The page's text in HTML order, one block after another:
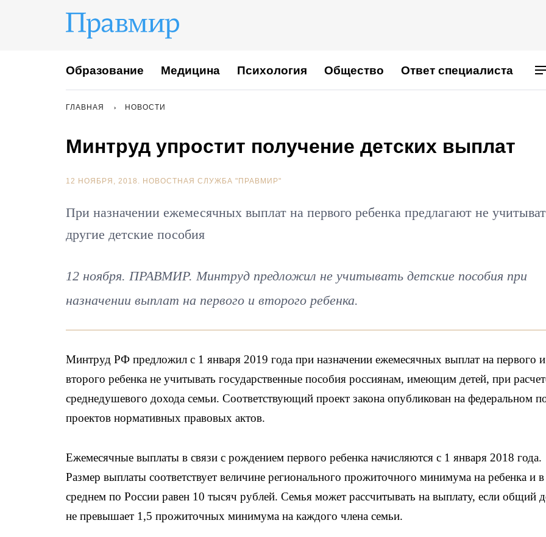
Образование Медицина Психология Общество Ответ специалиста
ГЛАВНАЯ НОВОСТИ
Минтруд упростит получение детских выплат
12 НОЯБРЯ, 2018. НОВОСТНАЯ СЛУЖБА "ПРАВМИР"
При назначении ежемесячных выплат на первого ребенка предлагают не
другие детские пособия
12 ноября. ПРАВМИР. Минтруд предложил не учитывать детские пособия при
назначении выплат на первого и второго ребенка.
Минтруд РФ предложил с 1 января 2019 года при назначении ежемесячных выплат на первого и
второго ребенка не учитывать государственные пособия россиянам, имеющим детей, при
среднедушевого дохода семьи. Соответствующий проект закона опубликован на федеральном
проектов нормативных правовых актов.
Ежемесячные выплаты в связи с рождением первого ребенка начисляются с 1 января 2018 года.
Размер выплаты соответствует величине регионального прожиточного минимума на ребенка и в
среднем по России равен 10 тысяч рублей. Семья может рассчитывать на выплату, если общий
не превышает 1,5 прожиточных минимума на каждого члена семьи.